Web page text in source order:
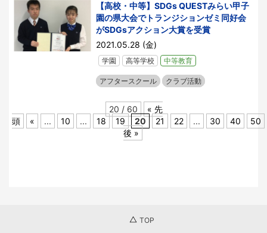
【高校・中等】SDGs QUESTみらい甲子
園の県大会でトランジションゼミ同好会
がSDGsアクション大賞を受賞
2021.05.28 (金)
学園 高等学校 中等教育
アフタースクール クラブ活動
20 / 60
« 先
頭
« ... 10 ... 18 19 20 21 22 ... 30 40
50
後 »
TOP